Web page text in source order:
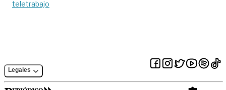
teletrabajo
Legales